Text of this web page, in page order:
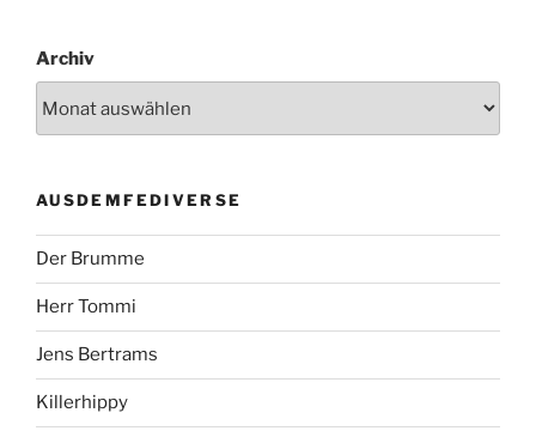
Archiv
AUSDEMFEDIVERSE
Der Brumme
Herr Tommi
Jens Bertrams
Killerhippy